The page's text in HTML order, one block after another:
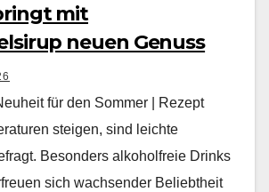
mit
neuen Genuss
für den Sommer | Rezept
steigen, sind leichte
Beson­ders alko­hol­freie Drinks
sich wach­sender Beliebtheit